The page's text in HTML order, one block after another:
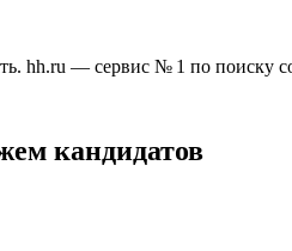
hh.ru — сервис № 1 по поиску
кандидатов